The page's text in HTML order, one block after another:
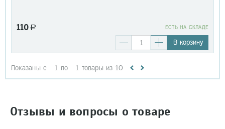
110 a EСТЬ НА СКЛАДЕ
В корзину
Показаны с 1 по 1 товары из 10
Отзывы и вопросы о товаре